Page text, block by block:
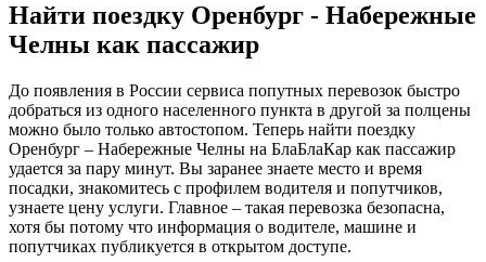
Найти поездку Оренбург - Набережные
Челны как пассажир
До появления в России сервиса попутных перевозок быстро
добраться из одного населенного пункта в другой за полцены
можно было только автостопом. Теперь найти поездку
Оренбург – Набережные Челны на БлаБлаКар как пассажир
удается за пару минут. Вы заранее знаете место и время
посадки, знакомитесь с профилем водителя и попутчиков,
узнаете цену услуги. Главное – такая перевозка безопасна,
хотя бы потому что информация о водителе, машине и
попутчиках публикуется в открытом доступе.